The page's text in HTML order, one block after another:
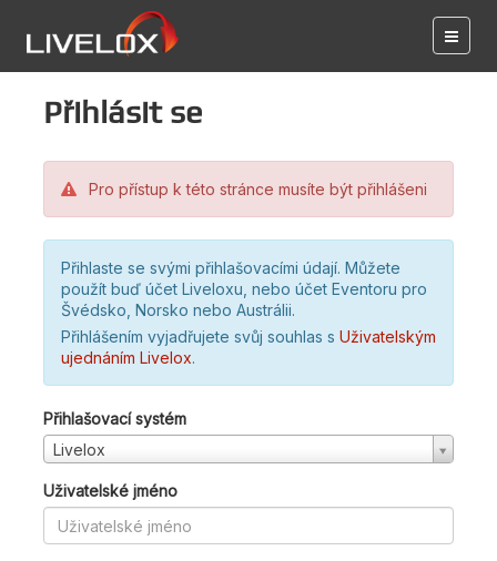
Přihlásit se
Pro přístup k této stránce musíte být přihlášeni
Přihlaste se svými přihlašovacími údají. Můžete
použít buď účet Liveloxu, nebo účet Eventoru pro
Švédsko, Norsko nebo Austrálii.
Přihlášením vyjadřujete svůj souhlas s Uživatelským
ujednáním Livelox.
Přihlašovací systém
Livelox
Uživatelské jméno